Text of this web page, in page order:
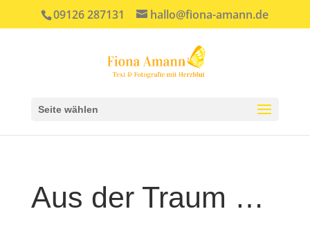
09126 287131 hallo@fiona-amann.de
Seite wählen
Aus der Traum …